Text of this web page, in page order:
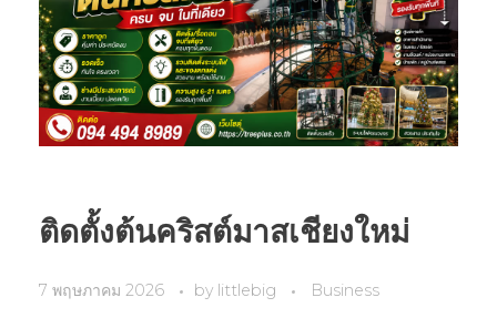
ติดตั้งต้นคริสต์มาสเชียงใหม่
7 พฤษภาคม 2026 by littlebig Business